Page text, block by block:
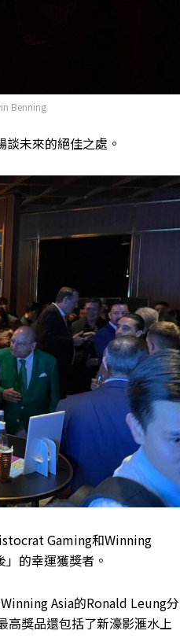
Benning
未來的絕佳之處。
Gaming和Winning
的幸運獲獎者。
Asia的Ronald Leung分
高獎品還包括了新濠影滙水上